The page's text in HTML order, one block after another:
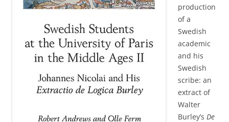
production
of a
Swedish
academic
and his
Swedish
scribe: an
extract of
Walter
Burley’s De